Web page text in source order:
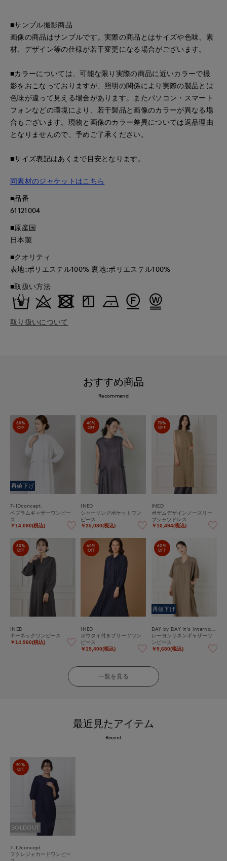
■サンプル撮影商品
画像の商品はサンプルです。実際の商品とはサイズや色味、素
材、デザイン等の仕様が若干変更になる場合がございます。
■カラーについては、可能な限り実際の商品に近いカラーで撮
影をおこなっておりますが、照明の関係により実際の製品とは
色味が違って見える場合があります。またパソコン・スマート
フォンなどの環境により、若干製品と画像のカラーが異なる場
合もございます。現物と画像のカラー差異については返品理由
となりませんので、予めご了承ください。
■サイズ表記はあくまで目安となります。
同素材のジャケットはこちら
■品番
61121004
■原産国
日本製
■クオリティ
表地:ポリエステル100% 裏地:ポリエステル100%
■取扱い方法
取り扱いについて
おすすめ商品
Recommend
60%
OFF
再値下げ
7-IDconcept.
ペプラムギャザーワンピー
ス
￥14,080(税込)
40%
OFF
INED
シャーリングポケットワン
ピース
￥25,080(税込)
70%
OFF
INED
ボザムデザインノースリー
ブシャツドレス
￥10,494(税込)
60%
OFF
INED
キーネックワンピース
￥14,960(税込)
60%
OFF
INED
ボウタイ付きプリーツワン
ピース
￥15,400(税込)
60%
OFF
再値下げ
レーヨンリネンギャザーワ
ンピース
￥9,680(税込)
一覧を見る
最近見たアイテム
Recent
50%
OFF
SOLDOUT
7-IDconcept.
フクレジャカードワンピー